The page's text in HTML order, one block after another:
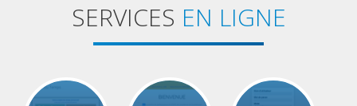
SERVICES EN LIGNE